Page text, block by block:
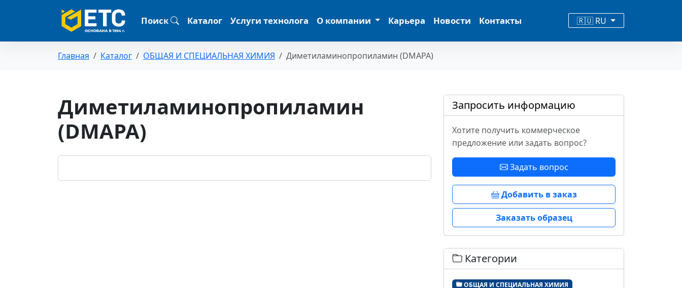
Поиск Каталог Услуги технолога О компании Карьера Новости Контакты 🇷🇺 RU
Главная Каталог ОБЩАЯ И СПЕЦИАЛЬНАЯ ХИМИЯ Диметиламинопропиламин (DMAPA)
Диметиламинопропиламин
(DMAPA)
Запросить информацию
Хотите получить коммерческое
предложение или задать вопрос?
Задать вопрос
Добавить в заказ
Заказать образец
Категории
ОБЩАЯ И СПЕЦИАЛЬНАЯ ХИМИЯ